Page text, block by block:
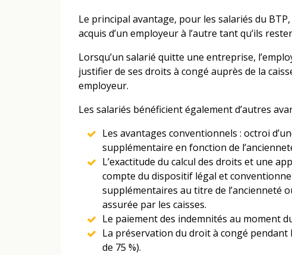
Le principal avantage, pour les salariés du
acquis d’un employeur à l’autre tant qu’ils
Lorsqu’un salarié quitte une entreprise,
justifier de ses droits à congé auprès de la
employeur.
Les salariés bénéficient également d’autres
Les avantages conventionnels : octroi
supplémentaire en fonction de
L’exactitude du calcul des droits et une
compte du dispositif légal et
supplémentaires au titre de l’ancienneté
assurée par les caisses.
Le paiement des indemnités au moment
La préservation du droit à congé
de 75 %).